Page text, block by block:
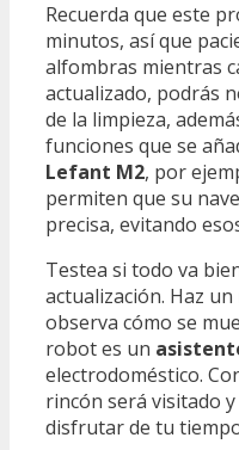
Recuerda que este
minutos, así que
alfombras mientras
actualizado, podrás
de la limpieza,
funciones que se
Lefant M2, por
permiten que su
precisa, evitando
Testea si todo va
actualización. Haz
observa cómo se
robot es un
electrodoméstico.
rincón será visitado
disfrutar de tu